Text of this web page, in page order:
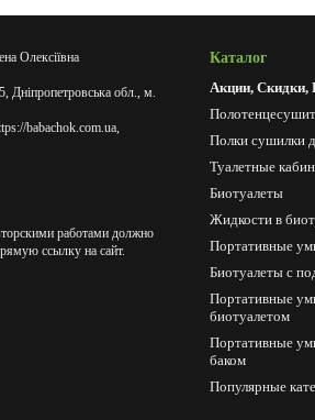
Олексіївна
Дніпропетровська обл., м.
babachok.com.ua,
работами должно
ссылку на сайт.
Каталог
Акции, Скидки,
Полки сушилки
Туалетные
Биотуалеты
Жидкости в
Портативные
Биотуалеты с
Портативные
биотуалетом
Портативные
баком
Популярные